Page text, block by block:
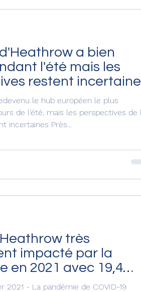
a bien
l'été mais les
restent
le hub européen le plus
de l'été, mais les perspectives de
demande restent incertaines Près...
très
impacté par la
en 2021 avec 19,4
passagers.
2021 - La pandémie de COVID-19